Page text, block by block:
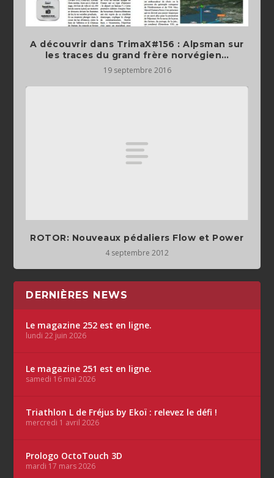
A découvrir dans TrimaX#156 : Alpsman sur
les traces du grand frère norvégien…
19 septembre 2016
ROTOR: Nouveaux pédaliers Flow et Power
4 septembre 2012
DERNIÈRES NEWS
Le magazine 252 est en ligne.
lundi 22 juin 2026
Le magazine 251 est en ligne.
samedi 16 mai 2026
Triathlon L de Fréjus by Ekoï : relevez le défi !
mercredi 1 avril 2026
Prologo OctoTouch 3D
mardi 17 mars 2026